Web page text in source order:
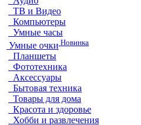
ТВ и Видео
Компьютеры
Умные часы
Умные очки Новинка
Планшеты
Фототехника
Аксессуары
Бытовая техника
Товары для дома
Красота и здоровье
Хобби и развлечения